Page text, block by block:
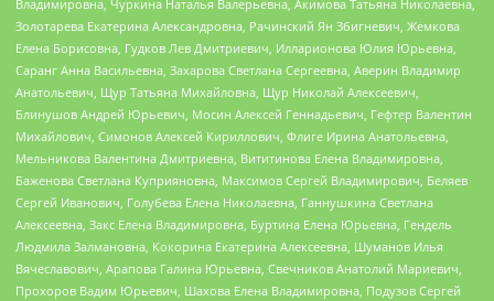
Владимировна, Чуркина Наталья Валерьевна, Акимова Татьяна Николаевна,
Золотарева Екатерина Александровна, Рачинский Ян Збигневич, Жемкова
Елена Борисовна, Гудков Лев Дмитриевич, Илларионова Юлия Юрьевна,
Саранг Анна Васильевна, Захарова Светлана Сергеевна, Аверин Владимир
Анатольевич, Щур Татьяна Михайловна, Щур Николай Алексеевич,
Блинушов Андрей Юрьевич, Мосин Алексей Геннадьевич, Гефтер Валентин
Михайлович, Симонов Алексей Кириллович, Флиге Ирина Анатольевна,
Мельникова Валентина Дмитриевна, Вититинова Елена Владимировна,
Баженова Светлана Куприяновна, Максимов Сергей Владимирович, Беляев
Сергей Иванович, Голубева Елена Николаевна, Ганнушкина Светлана
Алексеевна, Закс Елена Владимировна, Буртина Елена Юрьевна, Гендель
Людмила Залмановна, Кокорина Екатерина Алексеевна, Шуманов Илья
Вячеславович, Арапова Галина Юрьевна, Свечников Анатолий Мариевич,
Прохоров Вадим Юрьевич, Шахова Елена Владимировна, Подузов Сергей